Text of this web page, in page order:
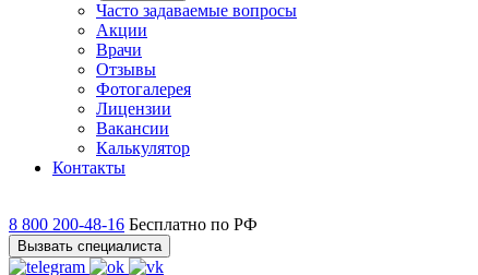
Часто задаваемые вопросы
Акции
Врачи
Отзывы
Фотогалерея
Лицензии
Вакансии
Калькулятор
Контакты
8 800 200-48-16 Бесплатно по РФ
Вызвать специалиста